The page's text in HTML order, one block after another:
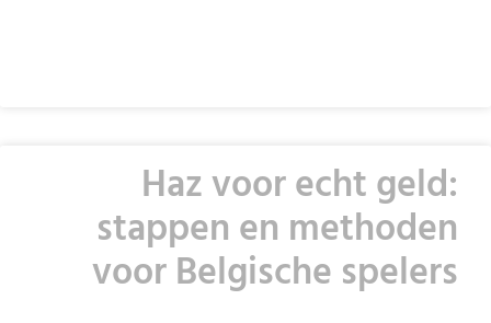
Haz voor echt geld:
stappen en methoden
voor Belgische spelers